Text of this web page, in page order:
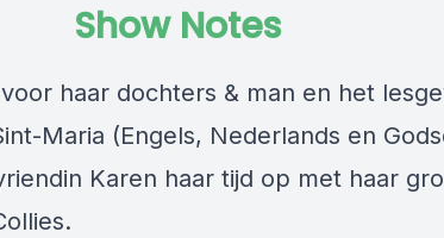
Show Notes
haar dochters & man en het
Maria (Engels, Nederlands en
Karen haar tijd op met haar